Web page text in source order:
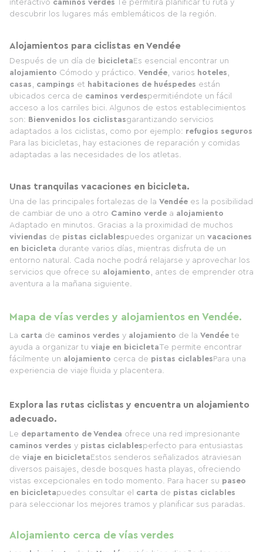
interactivo caminos verdes Te permitirá planificar tu ruta y
descubrir los lugares más emblemáticos de la región.
Alojamientos para ciclistas en Vendée
Después de un día de bicicleta Es esencial encontrar un
alojamiento Cómodo y práctico. Vendée, varios hoteles ,
casas , campings et habitaciones de huéspedes están
ubicados cerca de caminos verdespermitiéndote un fácil
acceso a los carriles bici. Algunos de estos establecimientos
son: Bienvenidos los ciclistasgarantizando servicios
adaptados a los ciclistas, como por ejemplo: refugios seguros
Para las bicicletas, hay estaciones de reparación y comidas
adaptadas a las necesidades de los atletas.
Unas tranquilas vacaciones en bicicleta.
Una de las principales fortalezas de la Vendée es la posibilidad
de cambiar de uno a otro Camino verde a alojamiento
Adaptado en minutos. Gracias a la proximidad de muchos
viviendas de pistas ciclablespuedes organizar un vacaciones
en bicicleta durante varios días, mientras disfruta de un
entorno natural. Cada noche podrá relajarse y aprovechar los
servicios que ofrece su alojamiento , antes de emprender otra
aventura a la mañana siguiente.
Mapa de vías verdes y alojamientos en Vendée.
La carta de caminos verdes y alojamiento de la Vendée te
ayuda a organizar tu viaje en bicicletaTe permite encontrar
fácilmente un alojamiento cerca de pistas ciclables Para una
experiencia de viaje fluida y placentera.
Explora las rutas ciclistas y encuentra un alojamiento
adecuado.
Le departamento de Vendea ofrece una red impresionante
caminos verdes y pistas ciclablesperfecto para entusiastas
de viaje en bicicleta Estos senderos señalizados atraviesan
diversos paisajes, desde bosques hasta playas, ofreciendo
vistas excepcionales en todo momento. Para hacer su paseo
en bicicletapuedes consultar el carta de pistas ciclables
para seleccionar los mejores tramos y planificar sus paradas.
Alojamiento cerca de vías verdes